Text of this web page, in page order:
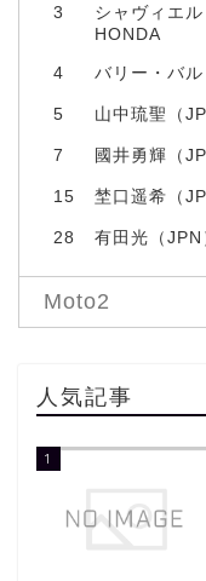
3
シャヴィエル
HONDA
4 バリー・バ
5 山中琉聖（
7 國井勇輝（
15 埜口遥希（
28 有田光（
Moto2
人気記事
1